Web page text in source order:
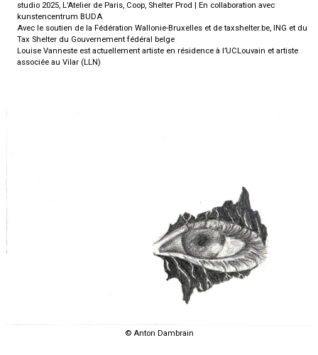
studio 2025, L’Atelier de Paris, Coop, Shelter Prod | En collaboration avec
kunstencentrum BUDA
Avec le soutien de la Fédération Wallonie-Bruxelles et de taxshelter.be, ING et du
Tax Shelter du Gouvernement fédéral belge
Louise Vanneste est actuellement artiste en résidence à l’UCLouvain et artiste
associée au Vilar (LLN)
© Anton Dambrain